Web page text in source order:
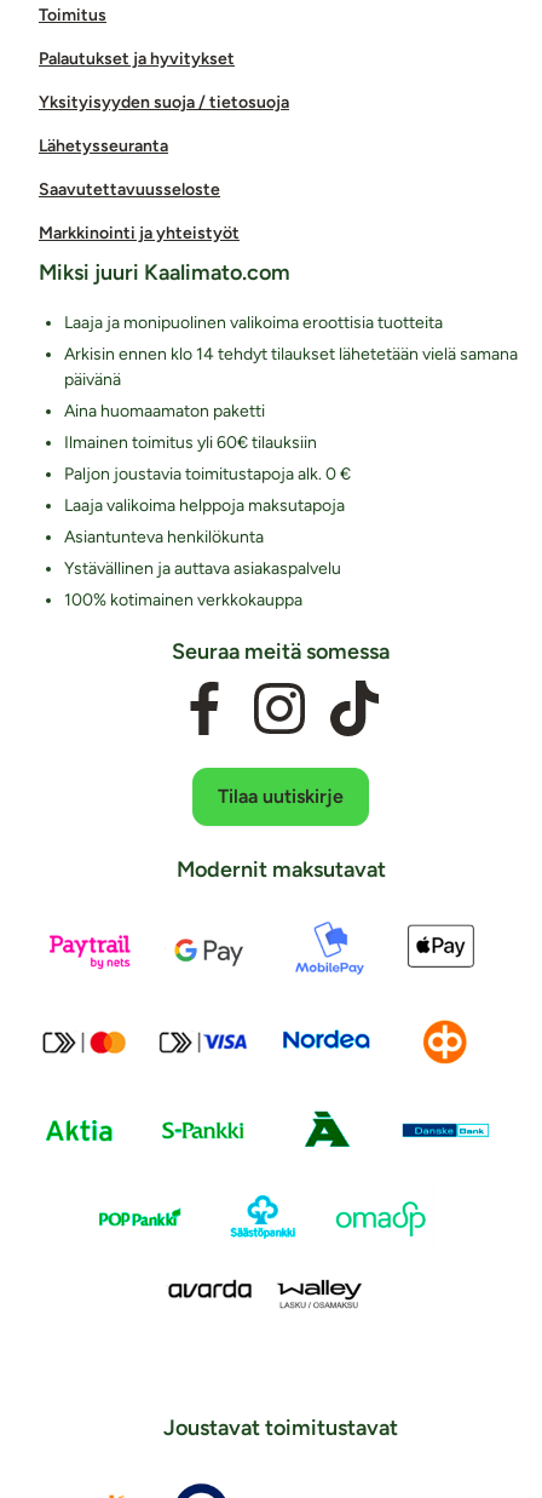
Toimitus
Palautukset ja hyvitykset
Yksityisyyden suoja / tietosuoja
Lähetysseuranta
Saavutettavuusseloste
Markkinointi ja yhteistyöt
Miksi juuri Kaalimato.com
Laaja ja monipuolinen valikoima eroottisia tuotteita
Arkisin ennen klo 14 tehdyt tilaukset lähetetään vielä samana
päivänä
Aina huomaamaton paketti
Ilmainen toimitus yli 60€ tilauksiin
Paljon joustavia toimitustapoja alk. 0 €
Laaja valikoima helppoja maksutapoja
Asiantunteva henkilökunta
Ystävällinen ja auttava asiakaspalvelu
100% kotimainen verkkokauppa
Seuraa meitä somessa
Tilaa uutiskirje
Modernit maksutavat
Joustavat toimitustavat